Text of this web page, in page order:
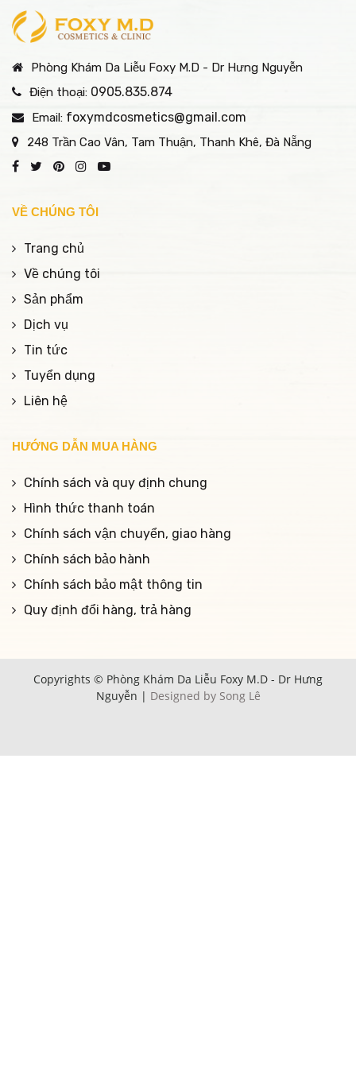
bạn có cái nhìn đúng
đắn trước khi quyết
định làm đẹp.
mesotherapy để đưa các
dưỡng chất như
hyaluronic acid và hoạt
chất kháng viêm trực
da
độ đàn hồi, cấp ẩm và
tăng cường tái tạo da
Phòng Khám Da Liễu Foxy M.D - Dr Hưng Nguyễn
Điện thoại: 0905.835.874
Email: foxymdcosmetics@gmail.com
248 Trần Cao Vân, Tam Thuận, Thanh Khê, Đà Nẵng
VỀ CHÚNG TÔI
Trang chủ
Về chúng tôi
Sản phẩm
Dịch vụ
Tin tức
Tuyển dụng
Liên hệ
HƯỚNG DẪN MUA HÀNG
Chính sách và quy định chung
Hình thức thanh toán
Chính sách vận chuyển, giao hàng
Chính sách bảo hành
Chính sách bảo mật thông tin
Quy định đổi hàng, trả hàng
Copyrights © Phòng Khám Da Liễu Foxy M.D - Dr Hưng
Nguyễn | Designed by Song Lê